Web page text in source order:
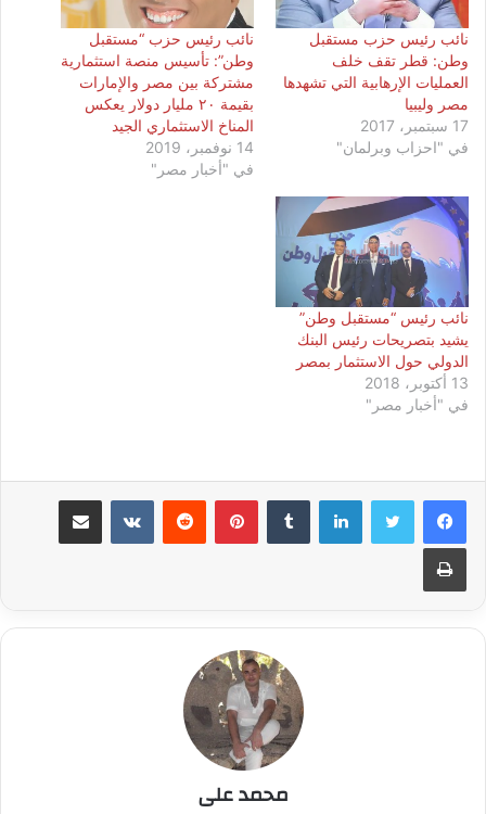
نائب رئيس حزب مستقبل
وطن: قطر تقف خلف
العمليات الإرهابية التي تشهدها
مصر وليبيا
17 سبتمبر، 2017
في "احزاب وبرلمان"
نائب رئيس حزب “مستقبل
وطن”: تأسيس منصة استثمارية
مشتركة بين مصر والإمارات
بقيمة ٢٠ مليار دولار يعكس
المناخ الاستثماري الجيد
14 نوفمبر، 2019
في "أخبار مصر"
نائب رئيس “مستقبل وطن”
يشيد بتصريحات رئيس البنك
الدولي حول الاستثمار بمصر
13 أكتوبر، 2018
في "أخبار مصر"
لينكدإن بينتيريست مشاركة عبر البريد
طباعة
محمد على